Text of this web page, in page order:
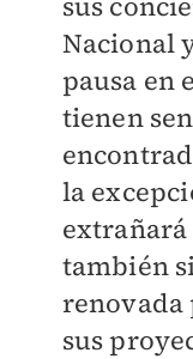
Nacional
pausa en
tienen
la
también
renovada
sus